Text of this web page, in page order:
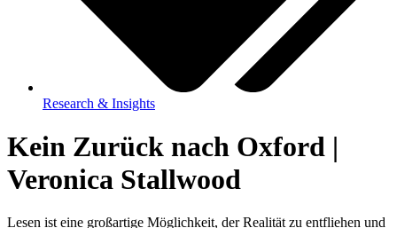
Research & Insights
Kein Zurück nach Oxford |
Veronica Stallwood
Lesen ist eine großartige Möglichkeit, der Realität zu entfliehen und